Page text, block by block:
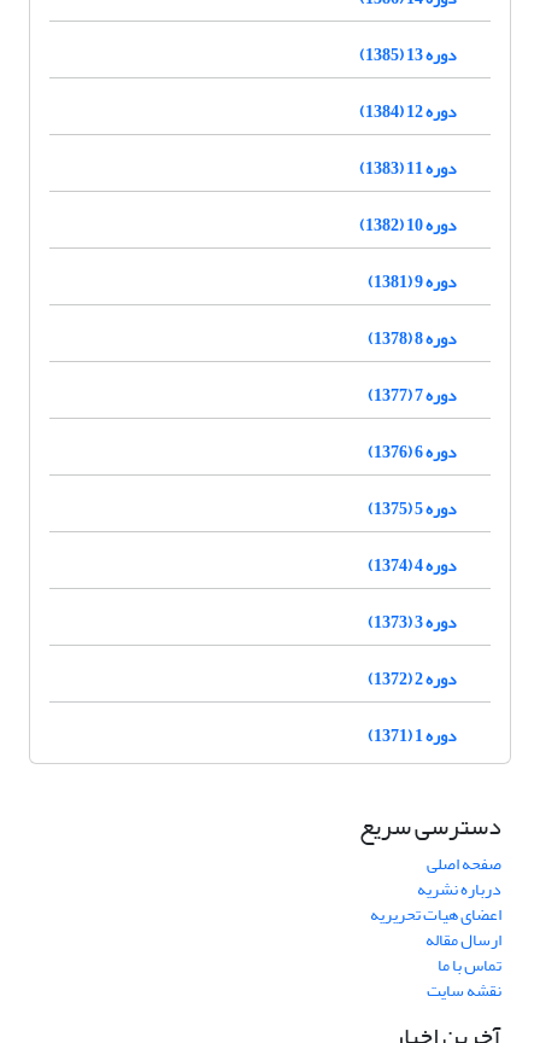
دوره 13 (1385)
دوره 12 (1384)
دوره 11 (1383)
دوره 10 (1382)
دوره 9 (1381)
دوره 8 (1378)
دوره 7 (1377)
دوره 6 (1376)
دوره 5 (1375)
دوره 4 (1374)
دوره 3 (1373)
دوره 2 (1372)
دوره 1 (1371)
دسترسی سریع
صفحه اصلی
درباره نشریه
اعضای هیات تحریریه
ارسال مقاله
تماس با ما
نقشه سایت